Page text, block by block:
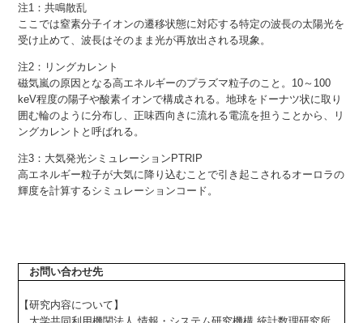
注1：共鳴散乱
ここでは窒素分子イオンの遷移状態に対応する特定の波長の太陽光を
受け止めて、波長はそのまま光が再放出される現象。
注2：リングカレント
磁気嵐の原因となる高エネルギーのプラズマ粒子のこと。10～100
keV程度の陽子や酸素イオンで構成される。地球をドーナツ状に取り
囲む輪のように分布し、正味西向きに流れる電流を担うことから、リ
ングカレントと呼ばれる。
注3：大気発光シミュレーションPTRIP
高エネルギー粒子が大気に降り込むことで引き起こされるオーロラの
輝度を計算するシミュレーションコード。
お問い合わせ先
【研究内容について】